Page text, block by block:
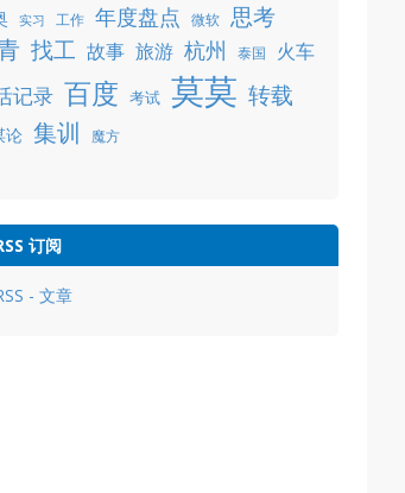
实习 工作 年度盘点 微软 思考
找工 故事 旅游 杭州 泰国 火车
记录 百度 考试 莫莫 转载
论 集训 魔方
订阅
- 文章